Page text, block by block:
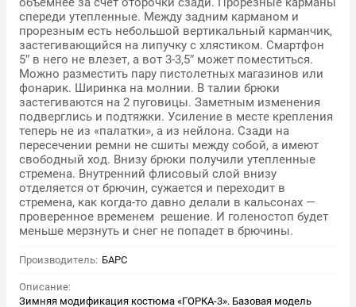
спереди утепленные. Между задним карманом и
прорезным есть небольшой вертикальный карманчик,
застегивающийся на липучку с хлястиком. Смартфон
5″ в него не влезет, а вот 3-3,5″ может поместиться.
Можно разместить пару пистолетных магазинов или
фонарик. Ширинка на молнии. В талии брюки
застегиваются на 2 пуговицы. Заметным изменения
подверглись и подтяжки. Усиление в месте крепления
теперь не из «палатки», а из нейлона. Сзади на
пересечении ремни не сшиты между собой, а имеют
свободный ход. Внизу брюки получили утепленные
стремена. Внутренний флисовый слой внизу
отделяется от брючин, сужается и переходит в
стремена, как когда-то давно делали в кальсонах —
проверенное временем решение. И голеностоп будет
меньше мерзнуть и снег не попадет в брючины.
Производитель: БАРС
Описание:
Зимняя модификация костюма «ГОРКА-3». Базовая модель